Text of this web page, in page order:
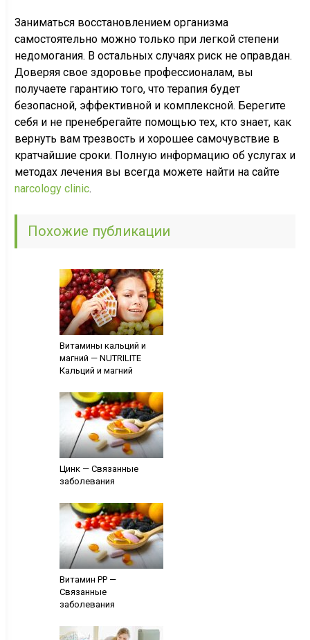
Заниматься восстановлением организма
самостоятельно можно только при легкой степени
недомогания. В остальных случаях риск не оправдан.
Доверяя свое здоровье профессионалам, вы
получаете гарантию того, что терапия будет
безопасной, эффективной и комплексной. Берегите
себя и не пренебрегайте помощью тех, кто знает, как
вернуть вам трезвость и хорошее самочувствие в
кратчайшие сроки. Полную информацию об услугах и
методах лечения вы всегда можете найти на сайте
narcology clinic.
Похожие публикации
Витамины кальций и
магний — NUTRILITE
Кальций и магний
Цинк — Связанные
заболевания
Витамин PP —
Связанные
заболевания